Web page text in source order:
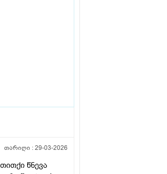
თარიღი :29-03-2026
წნევა